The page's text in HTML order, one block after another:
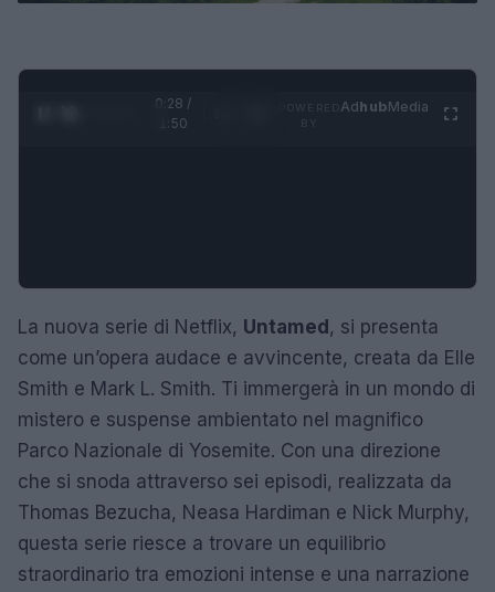
0:29 /
1:50
AdhubMedia
La nuova serie di Netflix, Untamed, si presenta
come un’opera audace e avvincente, creata da Elle
Smith e Mark L. Smith. Ti immergerà in un mondo di
mistero e suspense ambientato nel magnifico
Parco Nazionale di Yosemite. Con una direzione
che si snoda attraverso sei episodi, realizzata da
Thomas Bezucha, Neasa Hardiman e Nick Murphy,
questa serie riesce a trovare un equilibrio
straordinario tra emozioni intense e una narrazione